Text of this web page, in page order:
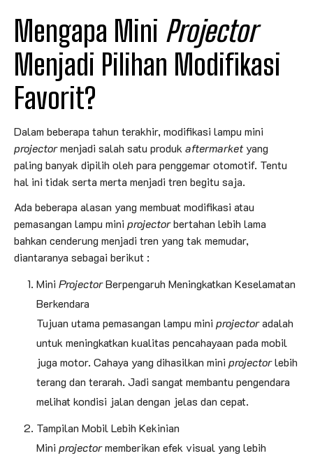
Mengapa Mini Projector
Menjadi Pilihan Modifikasi
Favorit?
Dalam beberapa tahun terakhir, modifikasi lampu mini
projectormenjadi salah satu produkaftermarket yang
paling banyak dipilih oleh para penggemar otomotif. Tentu
hal ini tidak serta merta menjadi tren begitu saja.
Ada beberapa alasan yang membuat modifikasi atau
pemasangan lampu mini projectorbertahan lebih lama
bahkan cenderung menjadi tren yang tak memudar,
diantaranya sebagai berikut :
Mini ProjectorBerpengaruh Meningkatkan Keselamatan
Berkendara
Tujuan utama pemasangan lampu mini projectoradalah
untuk meningkatkan kualitas pencahayaan pada mobil
juga motor. Cahaya yang dihasilkan mini projectorlebih
terang dan terarah. Jadi sangat membantu pengendara
melihat kondisi jalan dengan jelas dan cepat.
Tampilan Mobil Lebih Kekinian
Mini projectormemberikan efek visual yang lebih